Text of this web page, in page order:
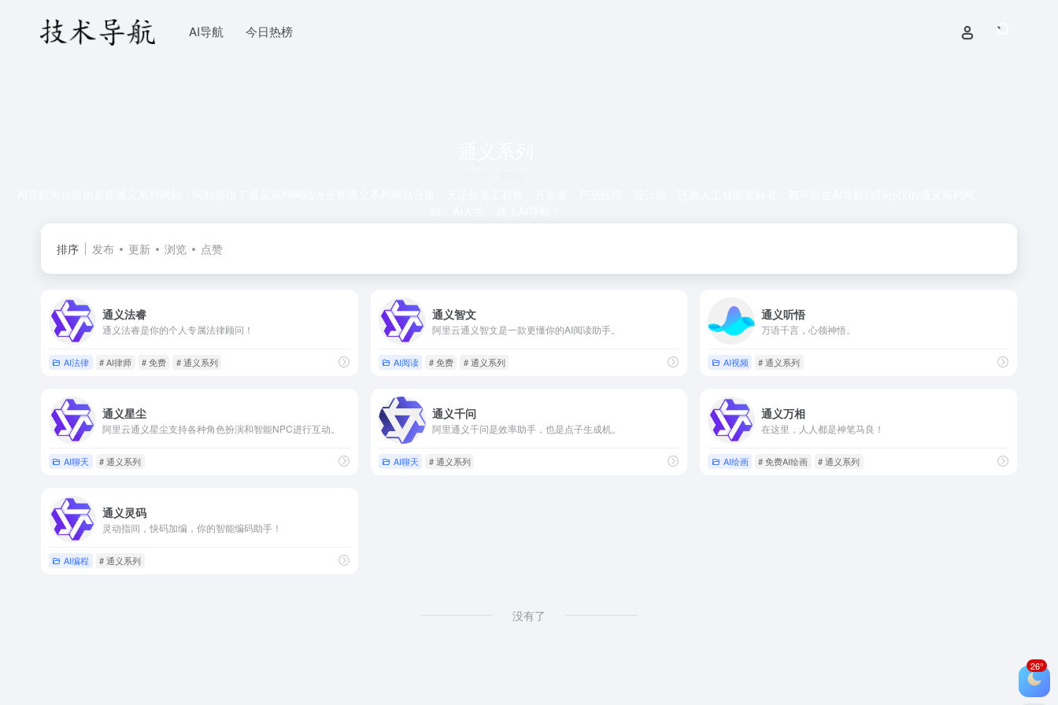
AI导航 今日热榜
排序 发布 更新 浏览 点赞
通义法睿
通义法睿是你的个人专属法律顾问！
AI法律 # AI律师 # 免费 # 通义系列
通义智文
阿里云通义智文是一款更懂你的AI阅读助手。
AI阅读 # 免费 # 通义系列
通义听悟
万语千言，心领神悟。
AI视频 # 通义系列
通义星尘
阿里云通义星尘支持各种角色扮演和智能NPC进行互动。
AI聊天 # 通义系列
通义千问
阿里通义千问是效率助手，也是点子生成机。
AI聊天 # 通义系列
通义万相
在这里，人人都是神笔马良！
AI绘画 # 免费AI绘画 # 通义系列
通义灵码
灵动指间，快码加编，你的智能编码助手！
AI编程 # 通义系列
没有了
26°